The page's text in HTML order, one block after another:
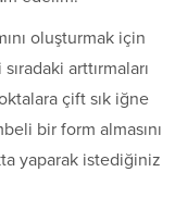
oluşturmak için
arttırmaları
çift sık iğne
bir form almasını
yaparak istediğiniz